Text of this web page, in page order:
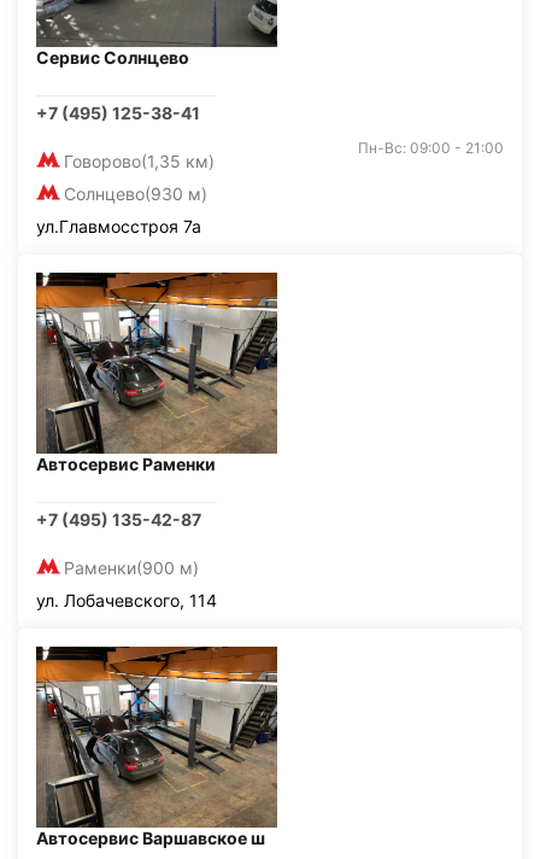
Сервис Солнцево
+7 (495) 125-38-41
Говорово(1,35 км)
Солнцево(930 м)
Пн-Вс: 09:00 - 21:00
ул.Главмосстроя 7а
Автосервис Раменки
+7 (495) 135-42-87
Раменки(900 м)
ул. Лобачевского, 114
Автосервис Варшавское ш